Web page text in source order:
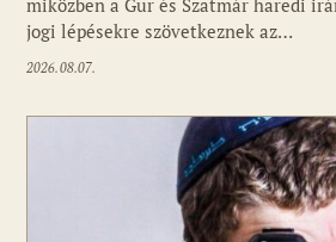
jogi lépésekre szövetkeznek az…
2026.08.07.